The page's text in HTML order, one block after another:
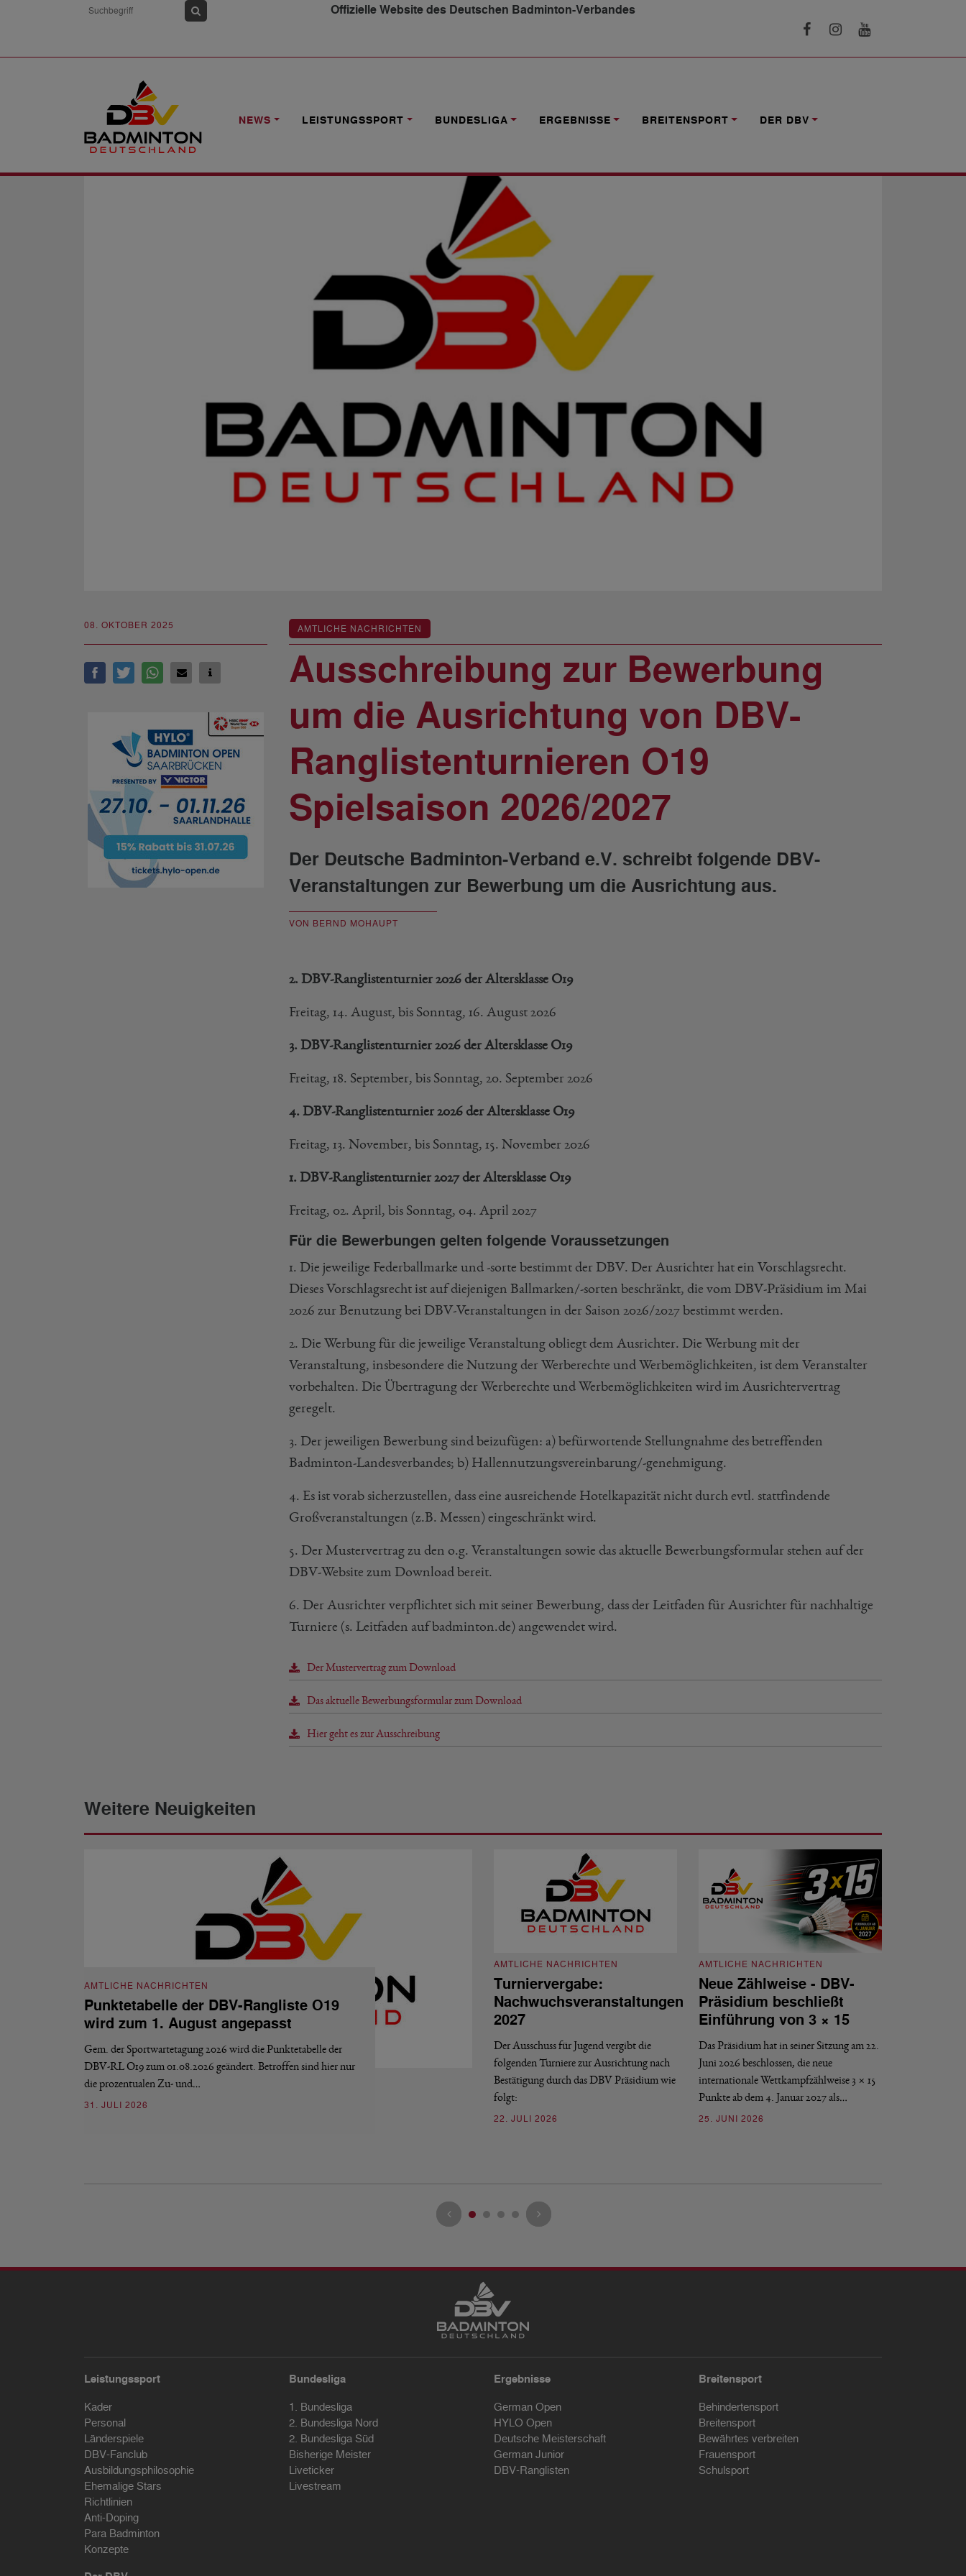
Offizielle Website des Deutschen Badminton-Verbandes
NEWS LEISTUNGSSPORT BUNDESLIGA ERGEBNISSE BREITENSPORT DER DBV
NEWS
AUSSCHREIBUNG ZUR BEWERBUNG UM DIE AUSRICHTUNG VON DBV-RANGLISTENTURNIEREN O19 SPIELSAISON 2026/2027
08. OKTOBER 2025 AMTLICHE NACHRICHTEN
Ausschreibung zur Bewerbung
um die Ausrichtung von DBV-
Ranglistenturnieren O19
Spielsaison 2026/2027
Der Deutsche Badminton-Verband e.V. schreibt folgende DBV-
Veranstaltungen zur Bewerbung um die Ausrichtung aus.
VON BERND MOHAUPT
2. DBV-Ranglistenturnier 2026 der Altersklasse O19
Freitag, 14. August, bis Sonntag, 16. August 2026
3. DBV-Ranglistenturnier 2026 der Altersklasse O19
Freitag, 18. September, bis Sonntag, 20. September 2026
4. DBV-Ranglistenturnier 2026 der Altersklasse O19
Freitag, 13. November, bis Sonntag, 15. November 2026
1. DBV-Ranglistenturnier 2027 der Altersklasse O19
Freitag, 02. April, bis Sonntag, 04. April 2027
Für die Bewerbungen gelten folgende Voraussetzungen
1. Die jeweilige Federballmarke und -sorte bestimmt der DBV. Der Ausrichter hat ein Vorschlagsrecht.
Dieses Vorschlagsrecht ist auf diejenigen Ballmarken/-sorten beschränkt, die vom DBV-Präsidium im Mai
2026 zur Benutzung bei DBV-Veranstaltungen in der Saison 2026/2027 bestimmt werden.
2. Die Werbung für die jeweilige Veranstaltung obliegt dem Ausrichter. Die Werbung mit der
Veranstaltung, insbesondere die Nutzung der Werberechte und Werbemöglichkeiten, ist dem Veranstalter
vorbehalten. Die Übertragung der Werberechte und Werbemöglichkeiten wird im Ausrichtervertrag
geregelt.
3. Der jeweiligen Bewerbung sind beizufügen: a) befürwortende Stellungnahme des betreffenden
Badminton-Landesverbandes; b) Hallennutzungsvereinbarung/-genehmigung.
4. Es ist vorab sicherzustellen, dass eine ausreichende Hotelkapazität nicht durch evtl. stattfindende
Großveranstaltungen (z.B. Messen) eingeschränkt wird.
5. Der Mustervertrag zu den o.g. Veranstaltungen sowie das aktuelle Bewerbungsformular stehen auf der
DBV-Website zum Download bereit.
6. Der Ausrichter verpflichtet sich mit seiner Bewerbung, dass der Leitfaden für Ausrichter für nachhaltige
Turniere (s. Leitfaden auf badminton.de) angewendet wird.
Der Mustervertrag zum Download
Das aktuelle Bewerbungsformular zum Download
Hier geht es zur Ausschreibung
Weitere Neuigkeiten
AMTLICHE NACHRICHTEN
Punktetabelle der DBV-Rangliste O19
wird zum 1. August angepasst
Gem. der Sportwartetagung 2026 wird die Punktetabelle der
DBV-RL O19 zum 01.08.2026 geändert. Betroffen sind hier nur
die prozentualen Zu- und…
31. JULI 2026
AMTLICHE NACHRICHTEN
Turniervergabe:
Nachwuchsveranstaltungen
2027
Der Ausschuss für Jugend vergibt die
folgenden Turniere zur Ausrichtung nach
Bestätigung durch das DBV Präsidium wie
folgt:
22. JULI 2026
AMTLICHE NACHRICHTEN
Neue Zählweise - DBV-
Präsidium beschließt
Einführung von 3 × 15
Das Präsidium hat in seiner Sitzung am 22.
Juni 2026 beschlossen, die neue
internationale Wettkampfzählweise 3 × 15
Punkte ab dem 4. Januar 2027 als…
25. JUNI 2026
Leistungssport
Kader
Personal
Länderspiele
DBV-Fanclub
Ausbildungsphilosophie
Ehemalige Stars
Richtlinien
Anti-Doping
Para Badminton
Konzepte
Bundesliga
1. Bundesliga
2. Bundesliga Nord
2. Bundesliga Süd
Bisherige Meister
Liveticker
Livestream
Ergebnisse
German Open
HYLO Open
Deutsche Meisterschaft
German Junior
DBV-Ranglisten
Breitensport
Behindertensport
Breitensport
Bewährtes verbreiten
Frauensport
Schulsport